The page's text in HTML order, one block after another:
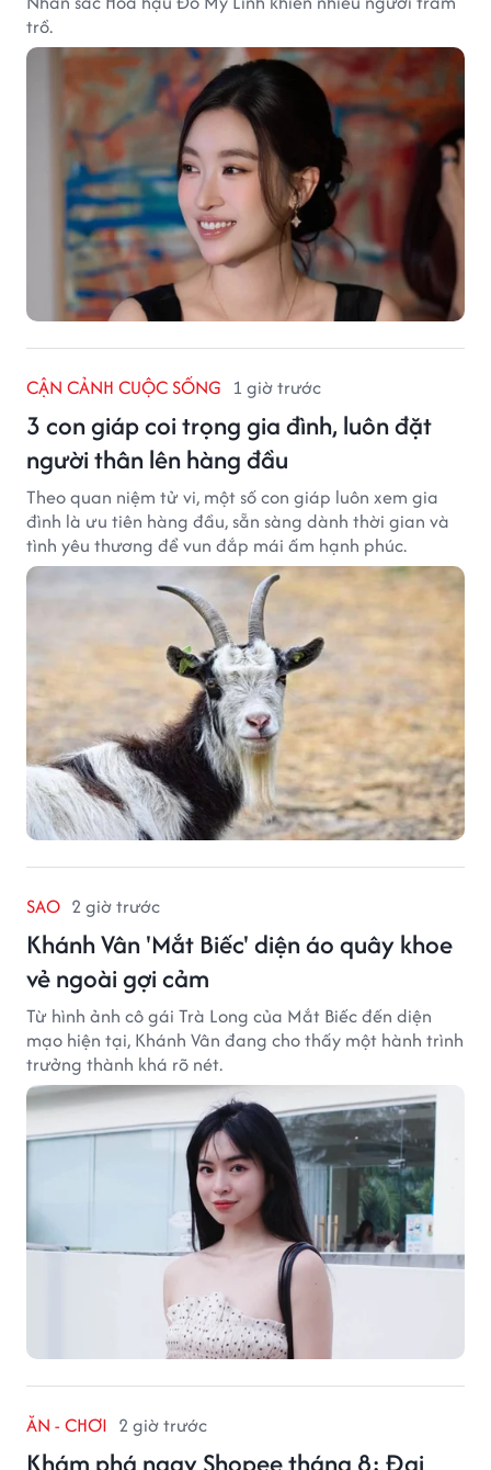
trồ.
CẬN CẢNH CUỘC SỐNG 1 giờ trước
3 con giáp coi trọng gia đình, luôn đặt
người thân lên hàng đầu
Theo quan niệm tử vi, một số con giáp luôn xem gia
đình là ưu tiên hàng đầu, sẵn sàng dành thời gian và
tình yêu thương để vun đắp mái ấm hạnh phúc.
SAO 2 giờ trước
Khánh Vân 'Mắt Biếc' diện áo quây khoe
vẻ ngoài gợi cảm
Từ hình ảnh cô gái Trà Long của Mắt Biếc đến diện
mạo hiện tại, Khánh Vân đang cho thấy một hành trình
trưởng thành khá rõ nét.
ĂN - CHƠI 2 giờ trước
Khám phá ngay Shopee tháng 8: Đại